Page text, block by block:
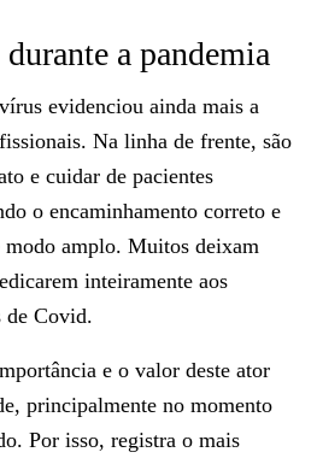
a pandemia
evidenciou ainda mais a
Na linha de frente, são
e cuidar de pacientes
o encaminhamento correto e
amplo. Muitos deixam
inteiramente aos
de Covid.
e o valor deste ator
principalmente no momento
Por isso, registra o mais